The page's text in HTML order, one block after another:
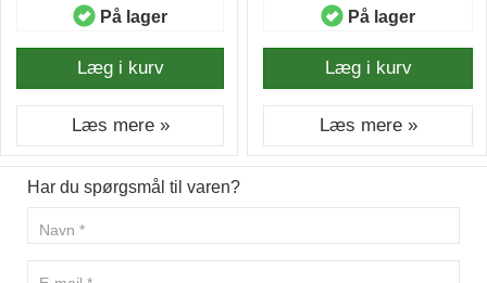
På lager
Læg i kurv
Læs mere »
På lager
Læg i kurv
Læs mere »
Har du spørgsmål til varen?